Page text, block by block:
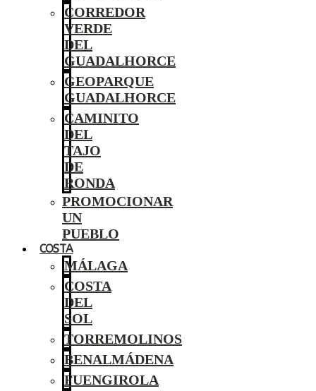
CORREDOR
VERDE
DEL
GUADALHORCE
GEOPARQUE
GUADALHORCE
CAMINITO
DEL
TAJO
DE
RONDA
PROMOCIONAR
UN
PUEBLO
COSTA
MÁLAGA
COSTA
DEL
SOL
TORREMOLINOS
BENALMÁDENA
FUENGIROLA